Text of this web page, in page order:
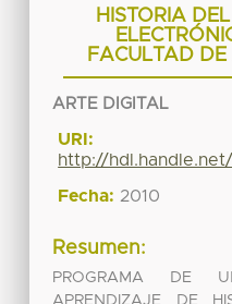
HISTORIA
FACULTAD DE
ARTE DIGITAL
URI:
http://
Fecha: 2010
Resumen:
PROGRAMA DE
APRENDIZAJE DE